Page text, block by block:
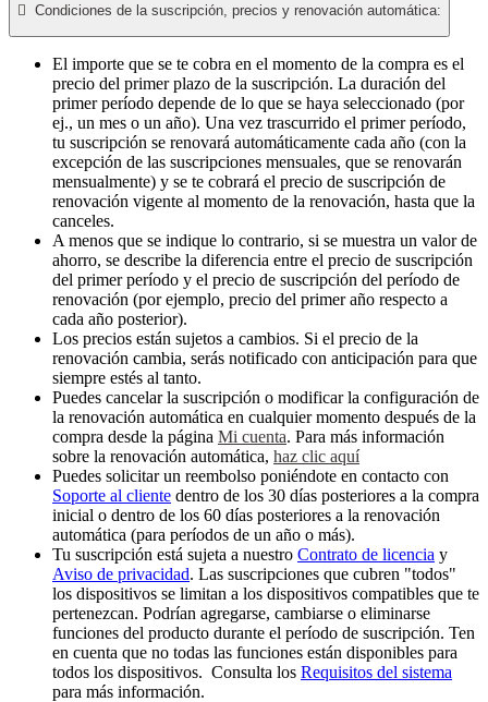
 Condiciones de la suscripción, precios y renovación automática:
El importe que se te cobra en el momento de la compra es el
precio del primer plazo de la suscripción. La duración del
primer período depende de lo que se haya seleccionado (por
ej., un mes o un año). Una vez trascurrido el primer período,
tu suscripción se renovará automáticamente cada año (con la
excepción de las suscripciones mensuales, que se renovarán
mensualmente) y se te cobrará el precio de suscripción de
renovación vigente al momento de la renovación, hasta que la
canceles.
A menos que se indique lo contrario, si se muestra un valor de
ahorro, se describe la diferencia entre el precio de suscripción
del primer período y el precio de suscripción del período de
renovación (por ejemplo, precio del primer año respecto a
cada año posterior).
Los precios están sujetos a cambios. Si el precio de la
renovación cambia, serás notificado con anticipación para que
siempre estés al tanto.
Puedes cancelar la suscripción o modificar la configuración de
la renovación automática en cualquier momento después de la
compra desde la página Mi cuenta. Para más información
sobre la renovación automática, haz clic aquí
Puedes solicitar un reembolso poniéndote en contacto con
Soporte al cliente dentro de los 30 días posteriores a la compra
inicial o dentro de los 60 días posteriores a la renovación
automática (para períodos de un año o más).
Tu suscripción está sujeta a nuestro Contrato de licencia y
Aviso de privacidad. Las suscripciones que cubren "todos"
los dispositivos se limitan a los dispositivos compatibles que te
pertenezcan. Podrían agregarse, cambiarse o eliminarse
funciones del producto durante el período de suscripción. Ten
en cuenta que no todas las funciones están disponibles para
todos los dispositivos. Consulta los Requisitos del sistema
para más información.